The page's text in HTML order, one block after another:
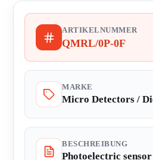
ARTIKELNUMMER
QMRL/0P-0F
MARKE
Micro Detectors /
BESCHREIBUNG
Photoelectric